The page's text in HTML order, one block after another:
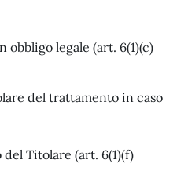
legale (art. 6(1)(c)
del trattamento in caso
Titolare (art. 6(1)(f)